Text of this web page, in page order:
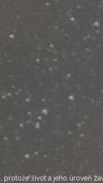
život a jeho úroveň